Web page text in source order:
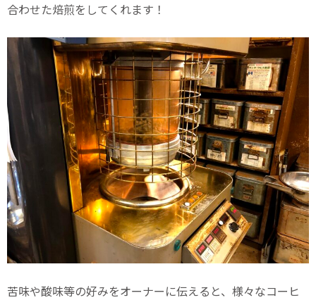
合わせた焙煎をしてくれます！
苦味や酸味等の好みをオーナーに伝えると、様々なコーヒ